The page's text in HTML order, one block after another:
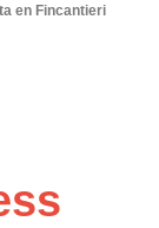
en Fincantieri